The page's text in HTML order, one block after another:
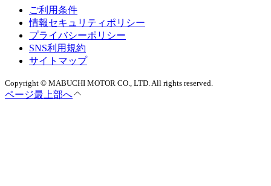
ご利用条件
情報セキュリティポリシー
プライバシーポリシー
SNS利用規約
サイトマップ
Copyright © MABUCHI MOTOR CO., LTD. All rights reserved.
ページ最上部へ